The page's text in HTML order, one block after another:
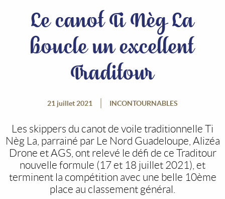
Le canot Ti Nèg La
boucle un excellent
Traditour
21 juillet 2021 INCONTOURNABLES
Les skippers du canot de voile traditionnelle Ti
Nèg La, parrainé par Le Nord Guadeloupe, Alizéa
Drone et AGS, ont relevé le défi de ce Traditour
nouvelle formule (17 et 18 juillet 2021), et
terminent la compétition avec une belle 10ème
place au classement général.